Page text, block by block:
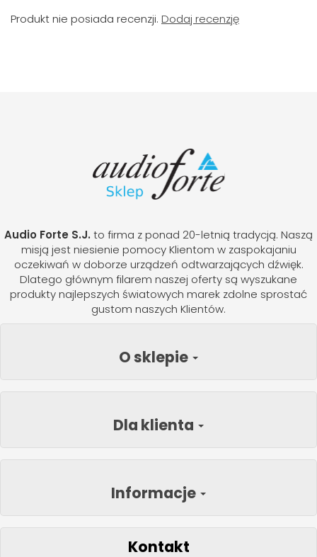
Produkt nie posiada recenzji. Dodaj recenzję
Audio Forte S.J. to firma z ponad 20-letnią tradycją. Naszą
misją jest niesienie pomocy Klientom w zaspokajaniu
oczekiwań w doborze urządzeń odtwarzających dźwięk.
Dlatego głównym filarem naszej oferty są wyszukane
produkty najlepszych światowych marek zdolne sprostać
gustom naszych Klientów.
O sklepie
Dla klienta
Informacje
Kontakt